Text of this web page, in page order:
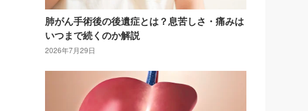
肺がん手術後の後遺症とは？息苦しさ・痛みは
いつまで続くのか解説
2026年7月29日